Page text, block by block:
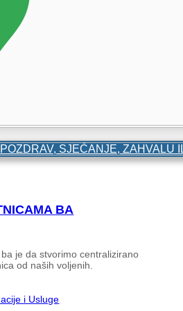
SJEĆANJE, ZAHVALU
BA
je da stvorimo centralizirano
od naših voljenih.
i Usluge